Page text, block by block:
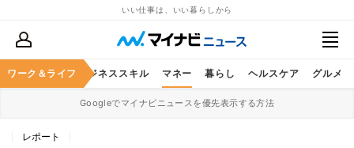
いい仕事は、いい暮らしから
ワーク＆ライフ
キャリア ビジネススキル マネー 暮らし ヘルスケア グルメ
Googleでマイナビニュースを優先表示する方法
レポート